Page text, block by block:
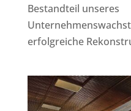
Bestandteil unseres
erfolgreiche